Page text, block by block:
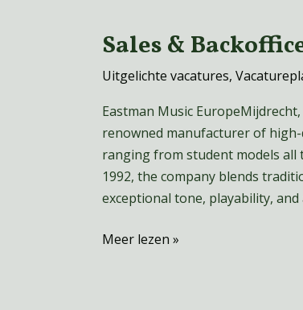
Sales &
Uitgelichte vacatures,
Eastman Music
renowned manufacturer of
ranging from student models all
1992, the company blends
exceptional tone, playability,
Sales
Backoffice
Assistant
–
Band
&
Orchestra
Meer lezen »